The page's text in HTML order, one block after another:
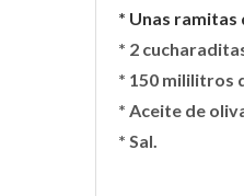
* Unas ramitas
* 2
* 150 mililitros
* Aceite de
* Sal.